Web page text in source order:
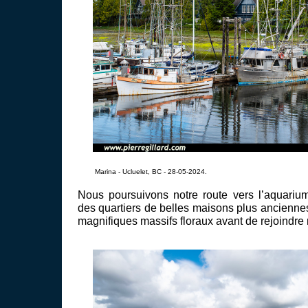
Marina - Ucluelet, BC - 28-05-2024.
Nous poursuivons notre route vers
des quartiers de belles maisons plus
magnifiques massifs floraux avant de rejoindre